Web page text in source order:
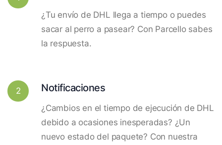
¿Tu envío de DHL llega a tiempo o puedes
sacar al perro a pasear? Con Parcello sabes
la respuesta.
2 Notificaciones
¿Cambios en el tiempo de ejecución de DHL
debido a ocasiones inesperadas? ¿Un
nuevo estado del paquete? Con nuestra